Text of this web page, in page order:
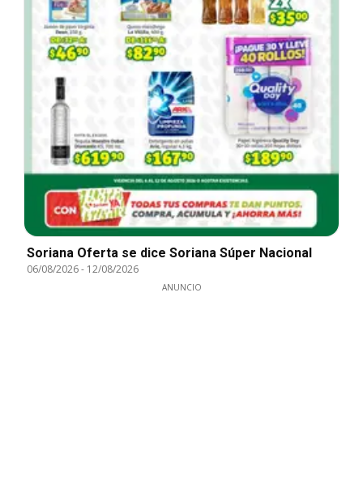
Soriana Oferta se dice Soriana Súper Nacional
06/08/2026- 12/08/2026
ANUNCIO